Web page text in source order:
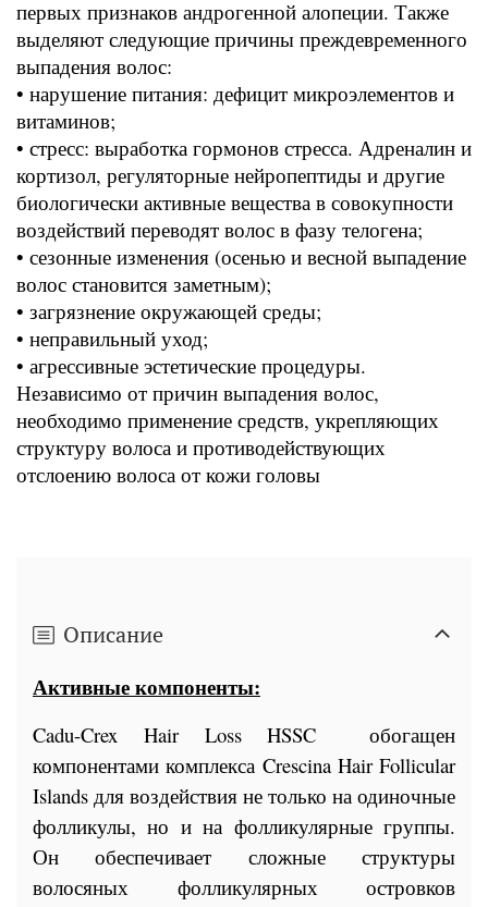
первых признаков андрогенной алопеции. Также
выделяют следующие причины преждевременного
выпадения волос:
• нарушение питания: дефицит микроэлементов и
витаминов;
• стресс: выработка гормонов стресса. Адреналин и
кортизол, регуляторные нейропептиды и другие
биологически активные вещества в совокупности
воздействий переводят волос в фазу телогена;
• сезонные изменения (осенью и весной выпадение
волос становится заметным);
• загрязнение окружающей среды;
• неправильный уход;
• агрессивные эстетические процедуры.
Независимо от причин выпадения волос,
необходимо применение средств, укрепляющих
структуру волоса и противодействующих
отслоению волоса от кожи головы
Описание
Активные компоненты:
Cadu-Crex Hair Loss HSSC
обогащен
компонентами комплекса Crescina Hair Follicular
Islands для воздействия не только на одиночные
фолликулы, но и на фолликулярные группы.
Он обеспечивает сложные структуры
волосяных фолликулярных островков